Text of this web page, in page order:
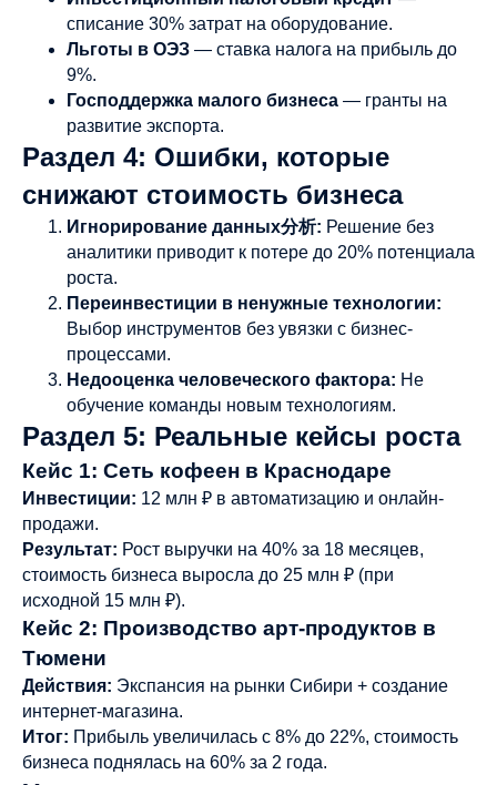
списание 30% затрат на оборудование.
Льготы в ОЭЗ — ставка налога на прибыль до
9%.
Господдержка малого бизнеса — гранты на
развитие экспорта.
Раздел 4: Ошибки, которые
снижают стоимость бизнеса
Игнорирование данных分析: Решение без
аналитики приводит к потере до 20% потенциала
роста.
Переинвестиции в ненужные технологии:
Выбор инструментов без увязки с бизнес-
процессами.
Недооценка человеческого фактора: Не
обучение команды новым технологиям.
Раздел 5: Реальные кейсы роста
Кейс 1: Сеть кофеен в Краснодаре
Инвестиции: 12 млн ₽ в автоматизацию и онлайн-
продажи.
Результат: Рост выручки на 40% за 18 месяцев,
стоимость бизнеса выросла до 25 млн ₽ (при
исходной 15 млн ₽).
Кейс 2: Производство арт-продуктов в
Тюмени
Действия: Экспансия на рынки Сибири + создание
интернет-магазина.
Итог: Прибыль увеличилась с 8% до 22%, стоимость
бизнеса поднялась на 60% за 2 года.